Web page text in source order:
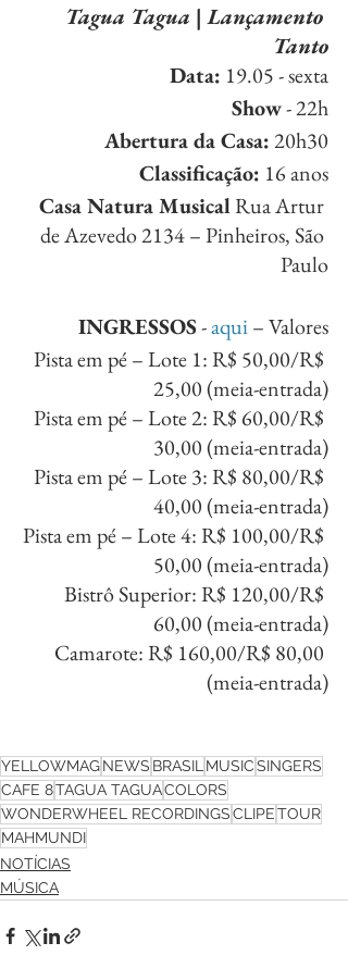
Tagua Tagua | Lançamento
Tanto
Data: 19.05 - sexta
Show - 22h
Abertura da Casa: 20h30
Classificação: 16 anos
Casa Natura Musical Rua Artur
de Azevedo 2134 – Pinheiros, São
Paulo
INGRESSOS - aqui – Valores
Pista em pé – Lote 1: R$ 50,00/R$
25,00 (meia-entrada)
Pista em pé – Lote 2: R$ 60,00/R$
30,00 (meia-entrada)
Pista em pé – Lote 3: R$ 80,00/R$
40,00 (meia-entrada)
Pista em pé – Lote 4: R$ 100,00/R$
50,00 (meia-entrada)
Bistrô Superior: R$ 120,00/R$
60,00 (meia-entrada)
Camarote: R$ 160,00/R$ 80,00
(meia-entrada)
YELLOWMAGNEWS BRASIL MUSICSINGERS
CAFE 8TAGUA TAGUACOLORS
WONDERWHEEL RECORDINGSCLIPETOUR
MAHMUNDI
NOTÍCIAS
MÚSICA